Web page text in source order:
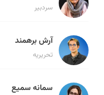
سردبیر
آرش برهمند
تحریریه
سمانه سمیع